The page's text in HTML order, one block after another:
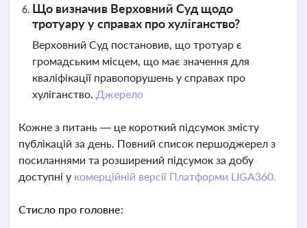
Що визначив Верховний Суд щодо
тротуару у справах про хуліганство?
Верховний Суд постановив, що тротуар є
громадським місцем, що має значення для
кваліфікації правопорушень у справах про
хуліганство. Джерело
Кожне з питань — це короткий підсумок змісту
публікацій за день. Повний список першоджерел з
посиланнями та розширений підсумок за добу
доступні у комерційній версії Платформи LIGA360.
Стисло про головне: